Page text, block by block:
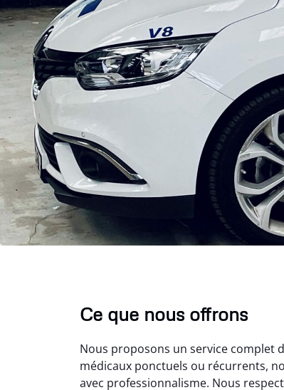
Ce que nous offrons
Nous proposons un service complet
médicaux ponctuels ou récurrents,
avec professionnalisme. Nous